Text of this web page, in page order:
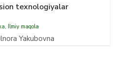
texnologiyalar
, Ilmiy maqola
Yakubovna